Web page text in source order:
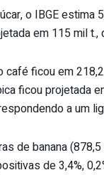
o IBGE
em 115 mil
ficou em
ficou projetada
a um
de banana
de 3,4%,